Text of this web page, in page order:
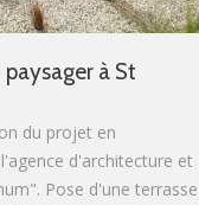
à St
du projet en
d'architecture et
Pose d'une terrasse